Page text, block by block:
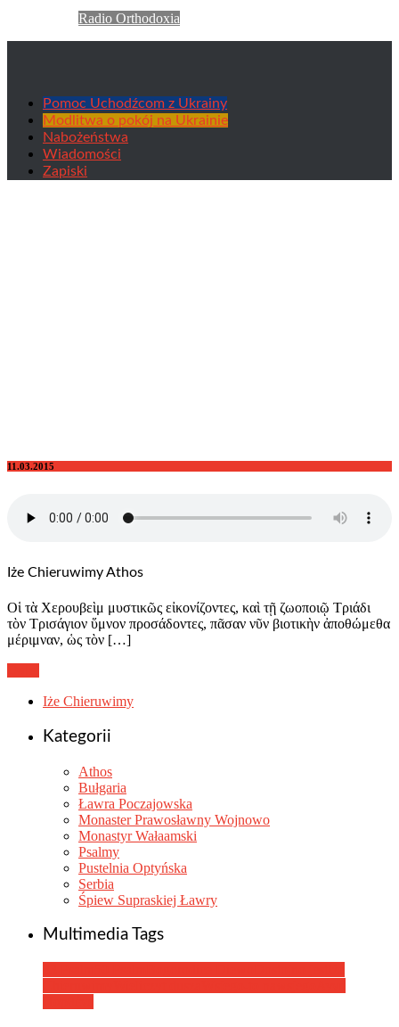
Radio Orthodoxia
Pomoc Uchodźcom z Ukrainy
Modlitwa o pokój na Ukrainie
Nabożeństwa
Wiadomości
Zapiski
11.03.2015
Iże Chieruwimy Athos
Οἱ τὰ Χερουβεὶμ μυστικῶς εἰκονίζοντες, καὶ τῇ ζωοποιῷ Τριάδι
τὸν Τρισάγιον ὕμνον προσάδοντες, πᾶσαν νῦν βιοτικὴν ἀποθώμεθα
μέριμναν, ὡς τὸν […]
Iże Chieruwimy
Kategorii
Athos
Bułgaria
Ławra Poczajowska
Monaster Prawosławny Wojnowo
Monastyr Wałaamski
Psalmy
Pustelnia Optyńska
Serbia
Śpiew Supraskiej Ławry
Multimedia Tags